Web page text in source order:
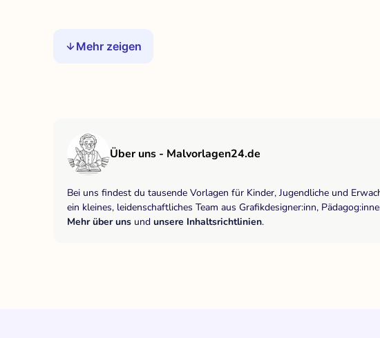
Mehr zeigen
Über uns - Malvorlagen24.de
Bei uns findest du tausende Vorlagen für Kinder, Jugendliche und
ein kleines, leidenschaftliches Team aus Grafikdesigner:inn,
Mehr über uns und unsere Inhaltsrichtlinien.